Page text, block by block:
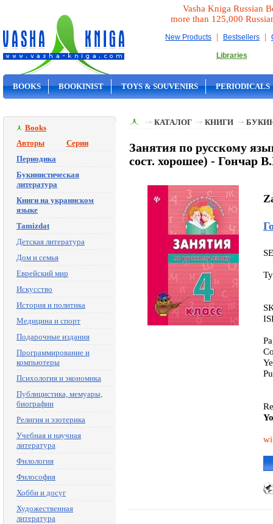
Vasha Kniga Russian
more than 125,000
New Products | Bestsellers |
Libraries
BOOKS BOOKINIST TOYS & SOUVENIRS PERIODICALS
Books
Авторы
Серии
Периодика
Букинистическая
литература
Книги на украинском
языке
Tamizdat
Детская литература
Дом и семья
Еврейский мир
Искусство
История и политика
Медицина и спорт
Подарочные издания
Программирование и
компьютеры
Психология и экономика
Публицистика, мемуары,
биографии
Религия и эзотерика
Учебная и научная
литература
Филология
Философия
Хобби и досуг
Художественная
литература
КАТАЛОГ КНИГИ
Занятия по русскому
сост. хорошее) - Гончар